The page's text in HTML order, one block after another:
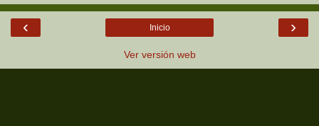
‹ ›
Inicio
Ver versión web